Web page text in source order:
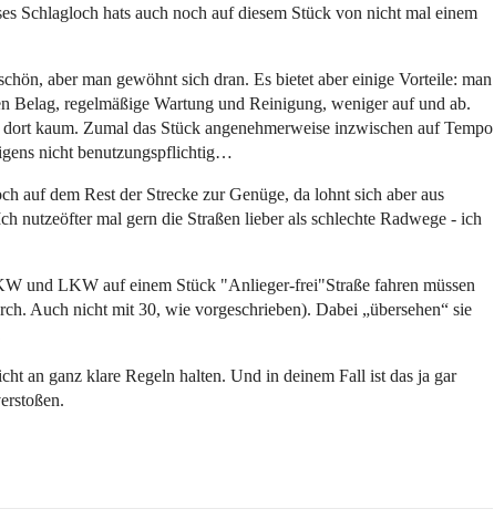
Schlagloch hats auch noch auf diesem Stück von nicht mal einem
aber man gewöhnt sich dran. Es bietet aber einige Vorteile: man
Belag, regelmäßige Wartung und Reinigung, weniger auf und ab.
kaum. Zumal das Stück angenehmerweise inzwischen auf Tempo
nicht benutzungspflichtig…
auf dem Rest der Strecke zur Genüge, da lohnt sich aber aus
nutzeöfter mal gern die Straßen lieber als schlechte Radwege - ich
und LKW auf einem Stück "Anlieger-frei"Straße fahren müssen
Auch nicht mit 30, wie vorgeschrieben). Dabei „übersehen“ sie
an ganz klare Regeln halten. Und in deinem Fall ist das ja gar